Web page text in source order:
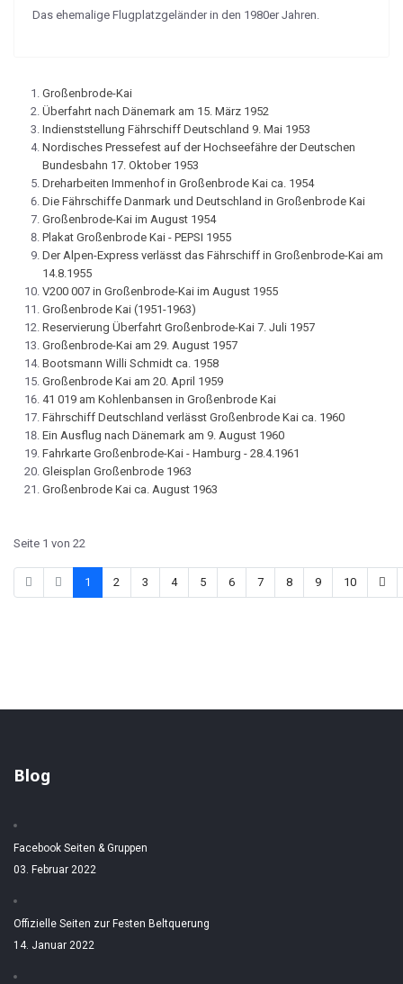
Das ehemalige Flugplatzgeländer in den 1980er Jahren.
Großenbrode-Kai
Überfahrt nach Dänemark am 15. März 1952
Indienststellung Fährschiff Deutschland 9. Mai 1953
Nordisches Pressefest auf der Hochseefähre der Deutschen
Bundesbahn 17. Oktober 1953
Dreharbeiten Immenhof in Großenbrode Kai ca. 1954
Die Fährschiffe Danmark und Deutschland in Großenbrode Kai
Großenbrode-Kai im August 1954
Plakat Großenbrode Kai - PEPSI 1955
Der Alpen-Express verlässt das Fährschiff in Großenbrode-Kai am
14.8.1955
V200 007 in Großenbrode-Kai im August 1955
Großenbrode Kai (1951-1963)
Reservierung Überfahrt Großenbrode-Kai 7. Juli 1957
Großenbrode-Kai am 29. August 1957
Bootsmann Willi Schmidt ca. 1958
Großenbrode Kai am 20. April 1959
41 019 am Kohlenbansen in Großenbrode Kai
Fährschiff Deutschland verlässt Großenbrode Kai ca. 1960
Ein Ausflug nach Dänemark am 9. August 1960
Fahrkarte Großenbrode-Kai - Hamburg - 28.4.1961
Gleisplan Großenbrode 1963
Großenbrode Kai ca. August 1963
Seite 1 von 22
1 2 3 4 5 6 7 8 9 10
Blog
Facebook Seiten & Gruppen
03. Februar 2022
Offizielle Seiten zur Festen Beltquerung
14. Januar 2022